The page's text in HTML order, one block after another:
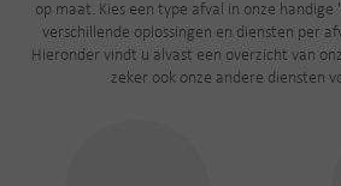
op maat. Kies een type afval in onze
verschillende oplossingen en diensten per
Hieronder vindt u alvast een overzicht van
zeker ook onze andere diensten